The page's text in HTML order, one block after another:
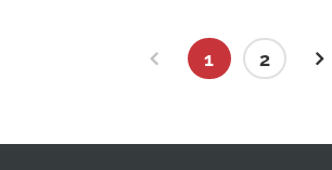
Page précédente
1 2